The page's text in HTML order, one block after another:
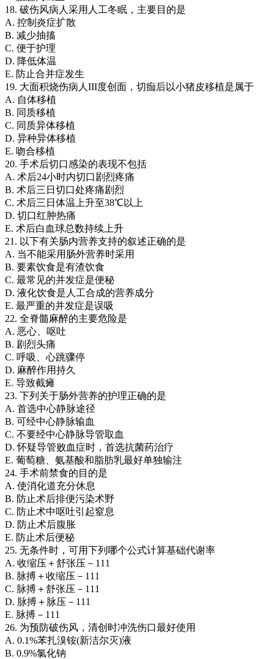
18. 破伤风病人采用人工冬眠，主要目的是
A. 控制炎症扩散
B. 减少抽搐
C. 便于护理
D. 降低体温
E. 防止合并症发生
19. 大面积烧伤病人III度创面，切痂后以小猪皮移植是属于
A. 自体移植
B. 同质移植
C. 同质异体移植
D. 异种异体移植
E. 吻合移植
20. 手术后切口感染的表现不包括
A. 术后24小时内切口剧烈疼痛
B. 术后三日切口处疼痛剧烈
C. 术后三日体温上升至38℃以上
D. 切口红肿热痛
E. 术后白血球总数持续上升
21. 以下有关肠内营养支持的叙述正确的是
A. 当不能采用肠外营养时采用
B. 要素饮食是有渣饮食
C. 最常见的并发症是便秘
D. 液化饮食是人工合成的营养成分
E. 最严重的并发症是误吸
22. 全脊髓麻醉的主要危险是
A. 恶心、呕吐
B. 剧烈头痛
C. 呼吸、心跳骤停
D. 麻醉作用持久
E. 导致截瘫
23. 下列关于肠外营养的护理正确的是
A. 首选中心静脉途径
B. 可经中心静脉输血
C. 不要经中心静脉导管取血
D. 怀疑导管败血症时，首选抗菌药治疗
E. 葡萄糖、氨基酸和脂肪乳最好单独输注
24. 手术前禁食的目的是
A. 使消化道充分休息
B. 防止术后排便污染术野
C. 防止术中呕吐引起窒息
D. 防止术后腹胀
E. 防止术后便秘
25. 无条件时，可用下列哪个公式计算基础代谢率
A. 收缩压＋舒张压－111
B. 脉搏＋收缩压－111
C. 脉搏＋舒张压－111
D. 脉搏＋脉压－111
E. 脉搏－111
26. 为预防破伤风，清创时冲洗伤口最好使用
A. 0.1%苯扎溴铵(新洁尔灭)液
B. 0.9%氯化钠